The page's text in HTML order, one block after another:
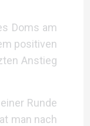
Doms am
positiven
Anstieg
Runde
man nach